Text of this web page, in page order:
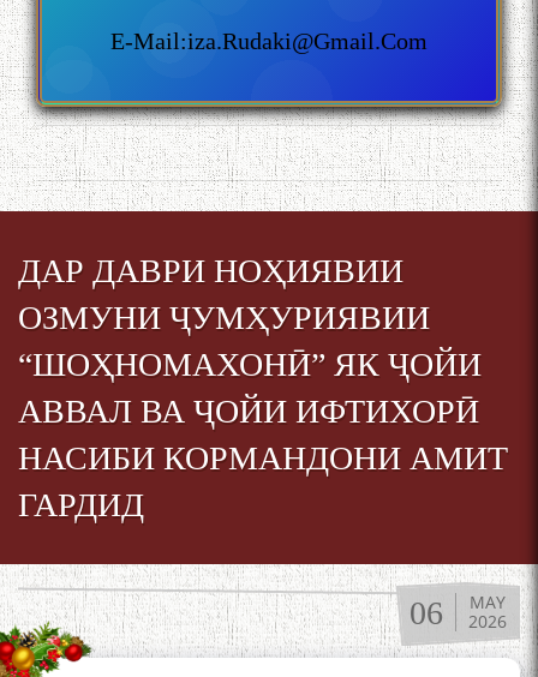
E-Mail:iza.rudaki@gmail.com
ДАР ДАВРИ НОҲИЯВИИ
ОЗМУНИ ҶУМҲУРИЯВИИ
“ШОҲНОМАХОНӢ” ЯК ҶОЙИ
АВВАЛ ВА ҶОЙИ ИФТИХОРӢ
НАСИБИ КОРМАНДОНИ АМИТ
ГАРДИД
06
MAY
2026
БА МУНОСИБАТИ
БУЗУРГДОШТИ РӮЗИ РӮДАКӢ
Дар Академияи миллии
илмҳои Тоҷикистон бахшида
ба 100-солагии мунаққиду
адабиётшинос Соҳиб
Табаров ҳамоиши илмӣ-
назариявӣ баргузор гардид.
МАВЛОНО ҶАЛОЛИДДИНИ
БАЛХӢ БУЗУРГТАРИН
МУТАФАККИР ВА ОРИФИ
ЗАБОНУ АДАБИ ТОҶИК